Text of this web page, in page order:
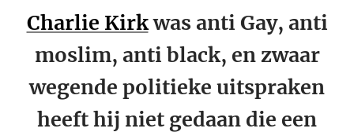
Charlie Kirkwas anti Gay, anti
moslim, anti black, en zwaar
wegende politieke uitspraken
heeft hij niet gedaan die een